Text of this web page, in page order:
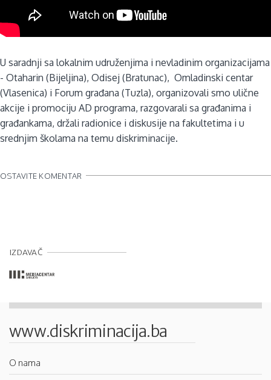
U saradnji sa lokalnim udruženjima i nevladinim organizacijama
- Otaharin (Bijeljina), Odisej (Bratunac), Omladinski centar
(Vlasenica) i Forum građana (Tuzla), organizovali smo ulične
akcije i promociju AD programa, razgovarali sa građanima i
građankama, držali radionice i diskusije na fakultetima i u
srednjim školama na temu diskriminacije.
OSTAVITE KOMENTAR
IZDAVAČ
www.diskriminacija.ba
O nama